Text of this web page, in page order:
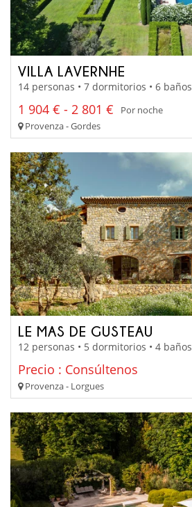
VILLA LAVERNHE
14 personas • 7 dormitorios • 6 baños
1 904 € - 2 801 €
Por noche
Provenza - Gordes
LE MAS DE GUSTEAU
12 personas • 5 dormitorios • 4 baños
Precio : Consúltenos
Provenza - Lorgues